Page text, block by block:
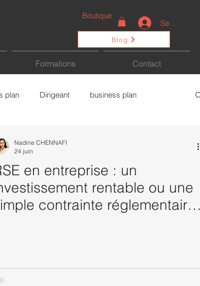
Se connecter
Boutique
Blog
Formations Contact
plan Dirigeant business plan
(IA)
et solidaire
en entreprise : un
rentable ou une
contrainte réglementaire
Nadine CHENNAFI
24 juin